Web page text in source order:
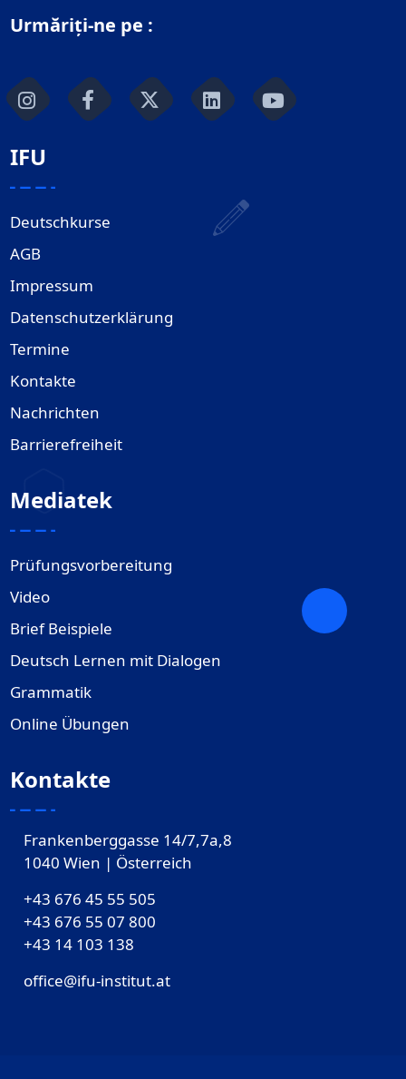
Urmăriți-ne pe :
IFU
Deutschkurse
AGB
Impressum
Datenschutzerklärung
Termine
Kontakte
Nachrichten
Barrierefreiheit
Mediatek
Prüfungsvorbereitung
Video
Brief Beispiele
Deutsch Lernen mit Dialogen
Grammatik
Online Übungen
Kontakte
Frankenberggasse 14/7,7a,8
1040 Wien | Österreich
+43 676 45 55 505
+43 676 55 07 800
‎+43 14 103 138
office@ifu-institut.at